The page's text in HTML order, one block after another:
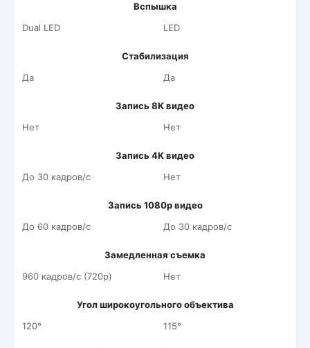
Вспышка
Dual LED
LED
Стабилизация
Да
Да
Запись 8K видео
Нет
Нет
Запись 4K видео
До 30 кадров/c
Нет
Запись 1080p видео
До 60 кадров/c
До 30 кадров/c
Замедленная съемка
960 кадров/c (720p)
Нет
Угол широкоугольного объектива
120°
115°